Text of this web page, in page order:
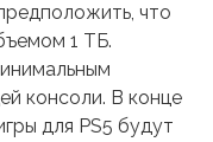
что
1 ТБ.
консоли. В конце
для PS5 будут